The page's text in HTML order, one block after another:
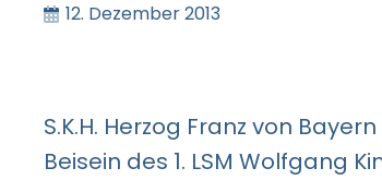
12. Dezember 2013
S.K.H. Herzog Franz von
Beisein des 1. LSM Wolfgang